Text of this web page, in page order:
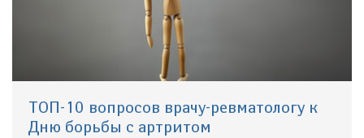
ТОП-10 вопросов врачу-ревматологу к
Дню борьбы с артритом